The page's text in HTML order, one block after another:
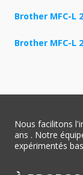
Brother MFC-L
Brother MFC-L
Nous facilitons
ans . Notre
expérimentés